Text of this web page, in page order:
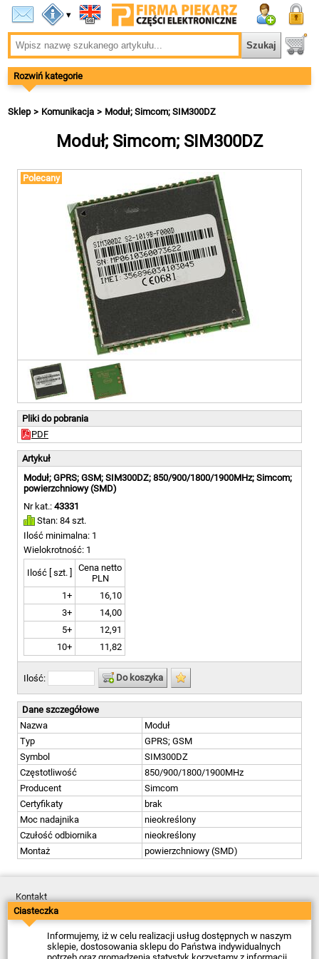
▾
Rozwiń kategorie
Sklep Komunikacja Moduł; Simcom; SIM300DZ
Moduł; Simcom; SIM300DZ
Polecany
Pliki do pobrania
PDF
Artykuł
Moduł; GPRS; GSM; SIM300DZ; 850/900/1800/1900MHz; Simcom;
powierzchniowy (SMD)
Nr kat.: 43331
Stan: 84 szt.
Ilość minimalna: 1
Wielokrotność: 1
Ilość [ szt. ]
Cena netto
PLN
1+
16,10
3+
14,00
5+
12,91
10+
11,82
Ilość: Do koszyka
Dane szczegółowe
Nazwa
Moduł
Typ
GPRS; GSM
Symbol
SIM300DZ
Częstotliwość
850/900/1800/1900MHz
Producent
Simcom
Certyfikaty
brak
Moc nadajnika
nieokreślony
Czułość odbiornika
nieokreślony
Montaż
powierzchniowy (SMD)
Kontakt
Dostawa
Płatność
Zwroty
Reklamacje
Regulamin
Ciasteczka
Informujemy, iż w celu realizacji usług dostępnych w naszym
sklepie, dostosowania sklepu do Państwa indywidualnych